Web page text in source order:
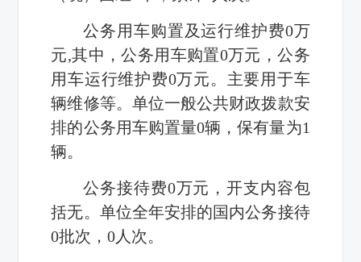
公务用车购置及运行维护费0万
元,其中，公务用车购置0万元，公务
用车运行维护费0万元。主要用于车
辆维修等。单位一般公共财政拨款安
排的公务用车购置量0辆，保有量为1
辆。
公务接待费0万元，开支内容包
括无。单位全年安排的国内公务接待
0批次，0人次。